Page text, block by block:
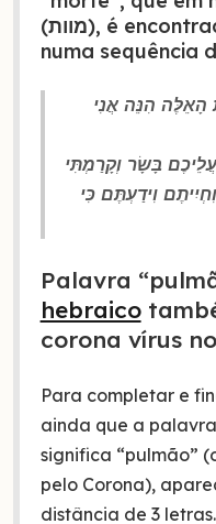
(מוות), é
numa sequência
הָאֵלֶּה הִנֵּה אֲנִי
בָּשָׂר וְקָרַמְתִּי
וִידַעְתֶּם כִּי
Palavra
hebraico
corona vírus
Para completar e
ainda que a
significa “pulmão”
pelo Corona),
distância de 3